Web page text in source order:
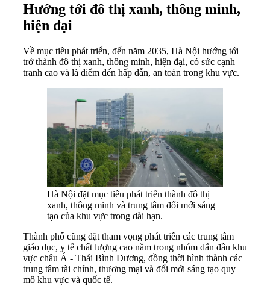
Hướng tới đô thị xanh, thông minh,
hiện đại
Về mục tiêu phát triển, đến năm 2035, Hà Nội hướng tới
trở thành đô thị xanh, thông minh, hiện đại, có sức cạnh
tranh cao và là điểm đến hấp dẫn, an toàn trong khu vực.
Hà Nội đặt mục tiêu phát triển thành đô thị
xanh, thông minh và trung tâm đổi mới sáng
tạo của khu vực trong dài hạn.
Thành phố cũng đặt tham vọng phát triển các trung tâm
giáo dục, y tế chất lượng cao nằm trong nhóm dẫn đầu khu
vực châu Á - Thái Bình Dương, đồng thời hình thành các
trung tâm tài chính, thương mại và đổi mới sáng tạo quy
mô khu vực và quốc tế.